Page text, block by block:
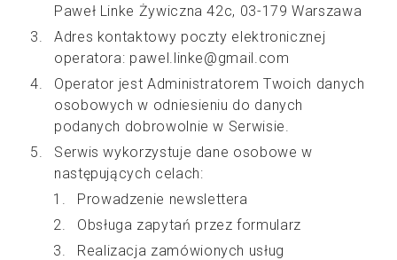
Paweł Linke Żywiczna 42c, 03-179 Warszawa
Adres kontaktowy poczty elektronicznej
operatora: pawel.linke@gmail.com
Operator jest Administratorem Twoich danych
osobowych w odniesieniu do danych
podanych dobrowolnie w Serwisie.
Serwis wykorzystuje dane osobowe w
następujących celach:
Prowadzenie newslettera
Obsługa zapytań przez formularz
Realizacja zamówionych usług